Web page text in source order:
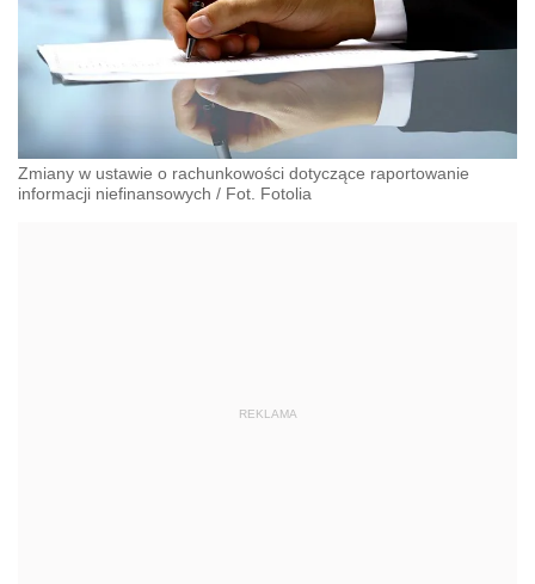
Zmiany w ustawie o rachunkowości dotyczące raportowanie
informacji niefinansowych / Fot. Fotolia